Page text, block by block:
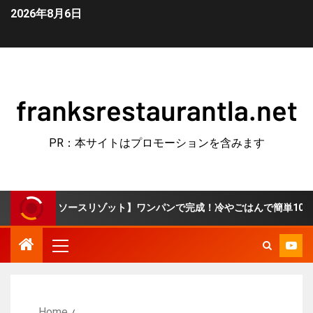
2026年8月6日
franksrestaurantla.net
PR：本サイトはプロモーションを含みます
ソースリゾット】ワンパンで完成！冷やごはんで簡単10分♪